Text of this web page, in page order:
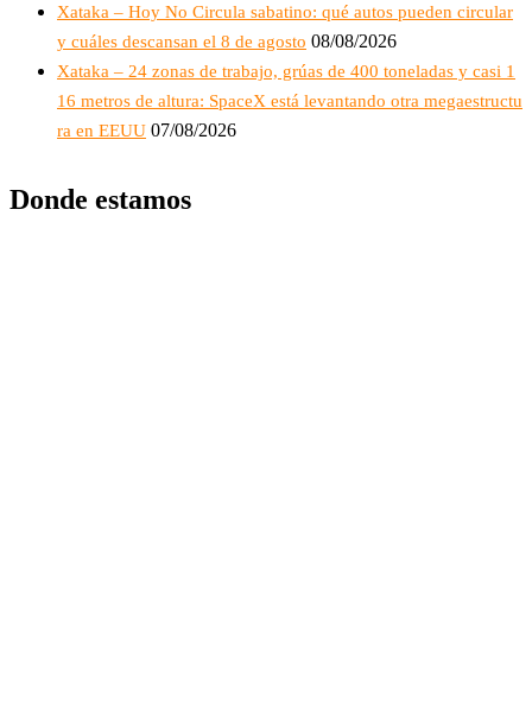
Xataka – Hoy No Circula sabatino: qué autos pueden circular
y cuáles descansan el 8 de agosto 08/08/2026
Xataka – 24 zonas de trabajo, grúas de 400 toneladas y casi 1
16 metros de altura: SpaceX está levantando otra megaestructu
ra en EEUU 07/08/2026
Donde estamos